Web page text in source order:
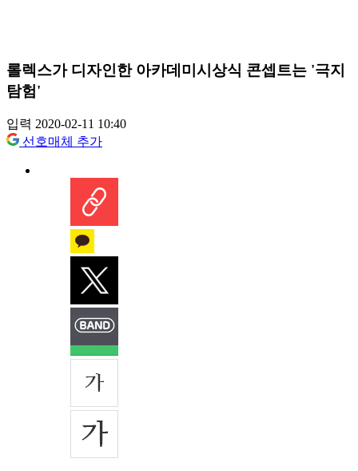
롤렉스가 디자인한 아카데미시상식 콘셉트는 '극지
탐험'
입력 2020-02-11 10:40
선호매체 추가